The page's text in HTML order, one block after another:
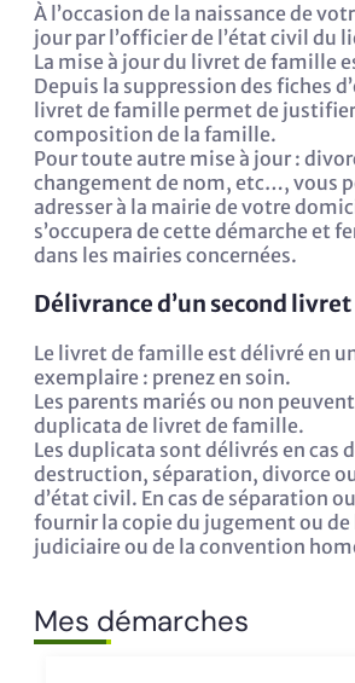
À l’occasion de la naissance de
jour par l’officier de l’état civil du
La mise à jour du livret de famille
Depuis la suppression des fiches
livret de famille permet de
composition de la famille.
Pour toute autre mise à jour :
changement de nom, etc…, vous
adresser à la mairie de votre
s’occupera de cette démarche et
dans les mairies concernées.
Délivrance d’un second livret
Le livret de famille est délivré en
exemplaire : prenez en soin.
Les parents mariés ou non
duplicata de livret de famille.
Les duplicata sont délivrés en cas
destruction, séparation, divorce
d’état civil. En cas de séparation
fournir la copie du jugement ou de
judiciaire ou de la convention
Mes démarches